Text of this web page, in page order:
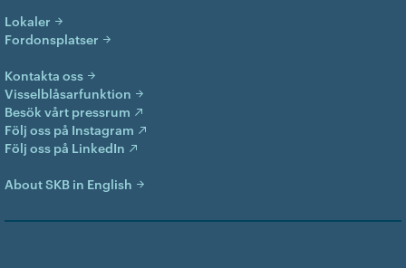
Lokaler
Fordonsplatser
Kontakta oss
Visselblåsarfunktion
Besök vårt pressrum
Följ oss på Instagram
Följ oss på LinkedIn
About SKB in English